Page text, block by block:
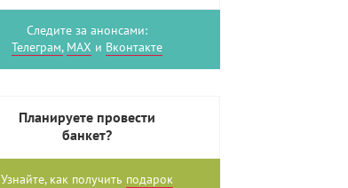
Следите за анонсами:
Телеграм, MAX и Вконтакте
Планируете провести
банкет?
Узнайте, как получить подарок